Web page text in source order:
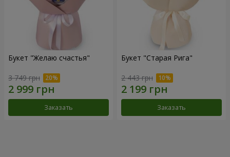
Букет "Желаю счастья"
3 749 грн
Заказать
Букет "Старая Рига"
2 443 грн
Заказать